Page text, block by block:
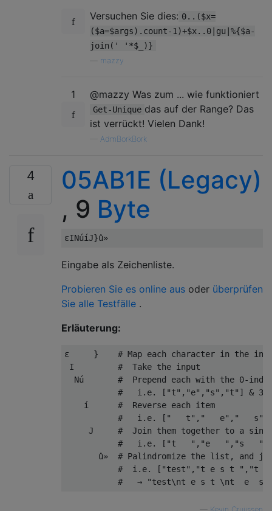
Versuchen Sie dies: 0..($x=
($a=$args).count-1)+$x..0|gu|%{$a-
join(' '*$_)}
mazzy
1 @mazzy Was zum ... wie funktioniert
Get-Unique das auf der Range? Das
ist verrückt! Vielen Dank!
AdmBorkBork
4
05AB1E (Legacy)
, 9 Byte
Eingabe als Zeichenliste.
Probieren Sie es online aus oder überprüfen
Sie alle Testfälle .
Erläuterung:
ε }
# Map each character in the
I #  Take the input
  N
ú
#  Prepend each with the 0-
#   i.e. ["t","e","s","t"] &
í
#  Reverse each item
#   i.e. ["   t","   e","
     J
#  Join them together to a
#   i.e. ["t   ","e   ","s
û»
# Palindromize the list, and
#  i.e. ["test","t e s t ","t
#   → "test\nt e s t \nt  e